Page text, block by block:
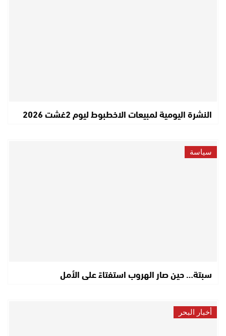
النشرة اليومية لمبيعات الاخطبوط ليوم 2غشت 2026
سياسة
سبتة… حين صار الهروب استفتاءً على الأمل
أخبار البحر